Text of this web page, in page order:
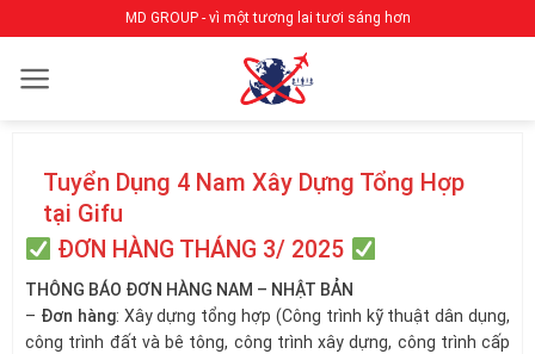
qua
nội
MD GROUP - vì một tương lai tươi sáng hơn
Tuyển Dụng 4 Nam Xây Dựng Tổng Hợp
tại Gifu
ĐƠN HÀNG THÁNG 3/ 2025
THÔNG BÁO ĐƠN HÀNG NAM – NHẬT BẢN
– Đơn hàng: Xây dựng tổng hợp (Công trình kỹ thuật dân dụng,
công trình đất và bê tông, công trình xây dựng, công trình cấp